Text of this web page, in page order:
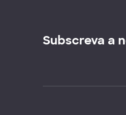
Subscreva a